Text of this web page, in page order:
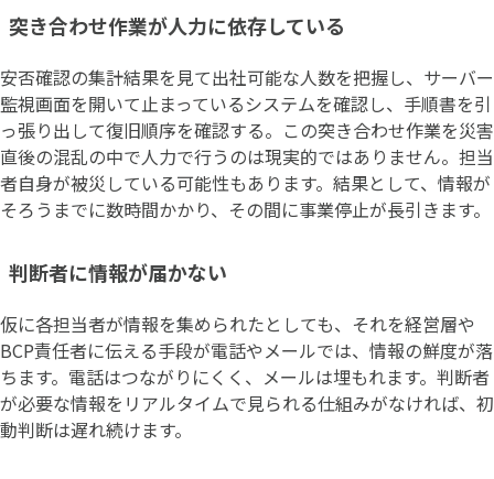
突き合わせ作業が人力に依存している
安否確認の集計結果を見て出社可能な人数を把握し、サーバー
監視画面を開いて止まっているシステムを確認し、手順書を引
っ張り出して復旧順序を確認する。この突き合わせ作業を災害
直後の混乱の中で人力で行うのは現実的ではありません。担当
者自身が被災している可能性もあります。結果として、情報が
そろうまでに数時間かかり、その間に事業停止が長引きます。
判断者に情報が届かない
仮に各担当者が情報を集められたとしても、それを経営層や
BCP責任者に伝える手段が電話やメールでは、情報の鮮度が落
ちます。電話はつながりにくく、メールは埋もれます。判断者
が必要な情報をリアルタイムで見られる仕組みがなければ、初
動判断は遅れ続けます。